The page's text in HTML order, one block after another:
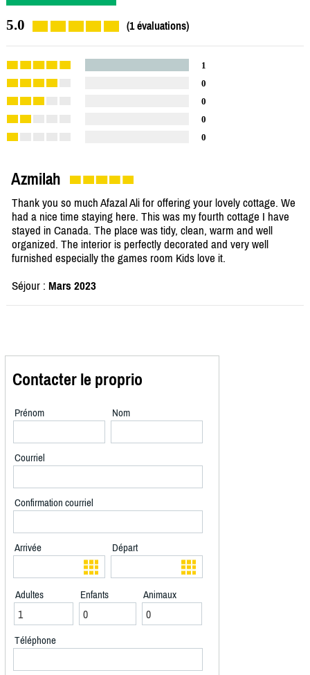
5.0 (1 évaluations)
1
0
0
0
0
Azmilah
Thank you so much Afazal Ali for offering your lovely cottage. We
had a nice time staying here. This was my fourth cottage I have
stayed in Canada. The place was tidy, clean, warm and well
organized. The interior is perfectly decorated and very well
furnished especially the games room Kids love it.
Séjour : Mars 2023
Contacter le proprio
Prénom Nom
Courriel
Confirmation courriel
Arrivée Départ
Adultes Enfants Animaux
Téléphone